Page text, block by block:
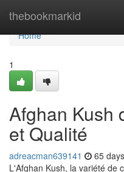
thebookmarkid
Home
Home
1
Afghan Kush
et Qualité
adreacman639141 65
L'Afghan Kush, la variété de